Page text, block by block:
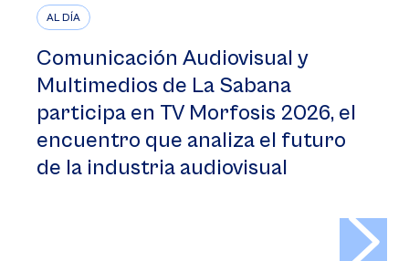
AL DÍA
Comunicación Audiovisual y
Multimedios de La Sabana
participa en TV Morfosis 2026, el
encuentro que analiza el futuro
de la industria audiovisual